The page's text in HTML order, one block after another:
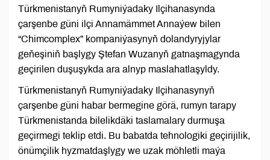
Türkmenistanyň Rumyniýadaky Ilçihanasynda
çarşenbe güni ilçi Annamämmet Annaýew bilen
“Chimcomplex” kompaniýasynyň dolandyryjylar
geňeşiniň başlygy Ştefan Wuzanyň gatnaşmagynda
geçirilen duşuşykda ara alnyp maslahatlaşyldy.
Türkmenistanyň Rumyniýadaky Ilçihanasynyň
çarşenbe güni habar bermegine görä, rumyn tarapy
Türkmenistanda bilelikdäki taslamalary durmuşa
geçirmegi teklip etdi. Bu babatda tehnologiki geçirijilik,
önümçilik hyzmatdaşlygy we uzak möhletli maýa